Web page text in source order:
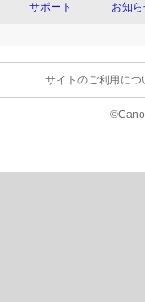
サポート お知
サイトのご利用につ